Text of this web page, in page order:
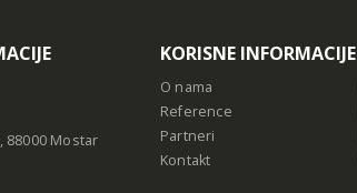
88000 Mostar
KORISNE INFORMACIJE
O nama
Reference
Partneri
Kontakt